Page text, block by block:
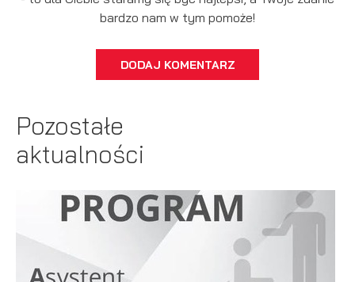
bardzo nam w tym pomoże!
DODAJ KOMENTARZ
Pozostałe
aktualności